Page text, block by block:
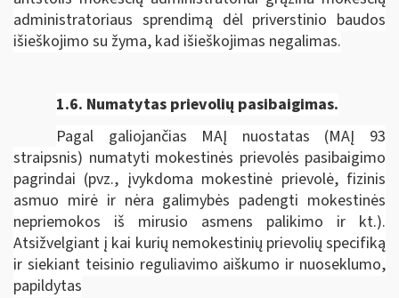
administratoriaus sprendimą dėl priverstinio baudos
išieškojimo su žyma, kad išieškojimas negalimas.
1.6. Numatytas prievolių pasibaigimas.
Pagal galiojančias MAĮ nuostatas (MAĮ 93
straipsnis) numatyti mokestinės prievolės pasibaigimo
pagrindai (pvz., įvykdoma mokestinė prievolė, fizinis
asmuo mirė ir nėra galimybės padengti mokestinės
nepriemokos iš mirusio asmens palikimo ir kt.).
Atsižvelgiant į kai kurių nemokestinių prievolių specifiką
ir siekiant teisinio reguliavimo aiškumo ir nuoseklumo,
papildytas